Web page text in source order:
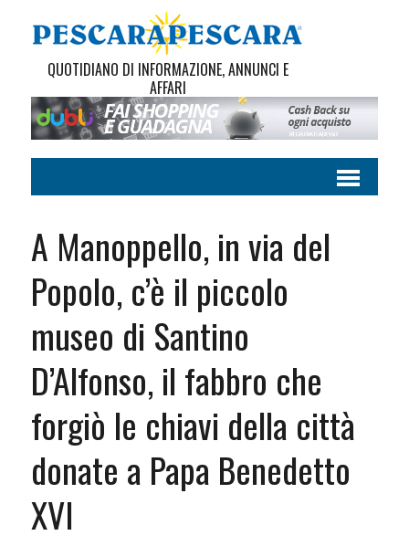
QUOTIDIANO DI INFORMAZIONE, ANNUNCI E
AFFARI
A Manoppello, in via del
Popolo, c’è il piccolo
museo di Santino
D’Alfonso, il fabbro che
forgiò le chiavi della città
donate a Papa Benedetto
XVI